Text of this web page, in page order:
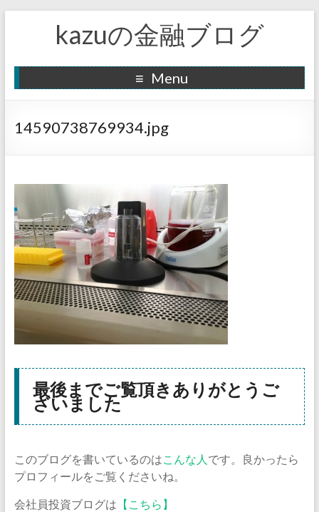
kazuの金融ブログ
Menu
14590738769934.jpg
最後までご覧頂きありがとうご
ざいました
このブログを書いているのはこんな人 です。良かったら
プロフィールをご覧くださいね。
会社員投資ブログは 【こちら】